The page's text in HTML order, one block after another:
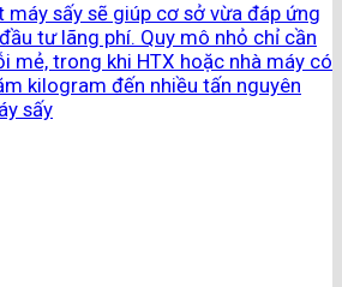
máy sấy sẽ giúp cơ sở vừa đáp ứng
tư lãng phí. Quy mô nhỏ chỉ cần
mẻ, trong khi HTX hoặc nhà máy có
kilogram đến nhiều tấn nguyên
sấy